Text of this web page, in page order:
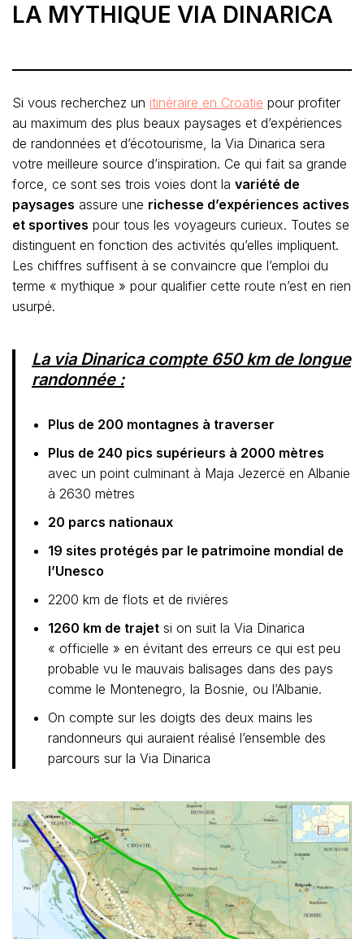
LA MYTHIQUE VIA DINARICA
Si vous recherchez un itinéraire en Croatie pour profiter
au maximum des plus beaux paysages et d’expériences
de randonnées et d’écotourisme, la Via Dinarica sera
votre meilleure source d’inspiration. Ce qui fait sa grande
force, ce sont ses trois voies dont la variété de
paysages assure une richesse d’expériences actives
et sportives pour tous les voyageurs curieux. Toutes se
distinguent en fonction des activités qu’elles impliquent.
Les chiffres suffisent à se convaincre que l’emploi du
terme « mythique » pour qualifier cette route n’est en rien
usurpé.
La via Dinarica compte 650 km de longue
randonnée :
Plus de 200 montagnes à traverser
Plus de 240 pics supérieurs à 2000 mètres
avec un point culminant à Maja Jezercë en Albanie
à 2630 mètres
20 parcs nationaux
19 sites protégés par le patrimoine mondial de
l’Unesco
2200 km de flots et de rivières
1260 km de trajet si on suit la Via Dinarica
« officielle » en évitant des erreurs ce qui est peu
probable vu le mauvais balisages dans des pays
comme le Montenegro, la Bosnie, ou l’Albanie.
On compte sur les doigts des deux mains les
randonneurs qui auraient réalisé l’ensemble des
parcours sur la Via Dinarica